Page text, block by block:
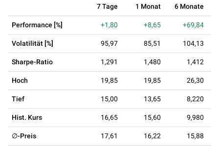
7 Tage 1 Monat 6 Monate
Performance [%] +1,80 +8,65 +69,84
Volatilität [%] 95,97 85,51 104,13
Sharpe-Ratio 1,291 1,480 1,412
Hoch 19,85 19,85 26,30
Tief 15,00 13,65 8,220
Hist. Kurs 16,65 15,60 9,980
∅-Preis 17,61 16,22 15,88